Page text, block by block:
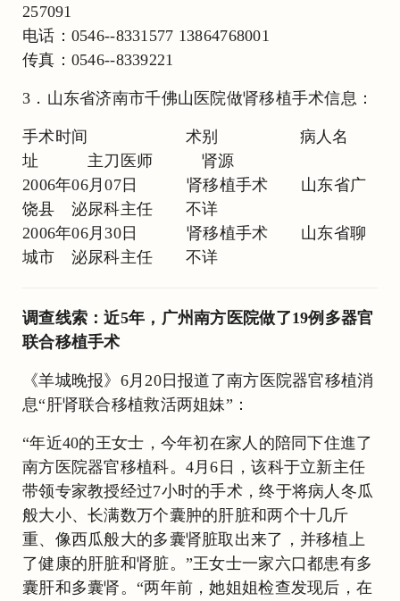
257091
电话：0546--8331577 13864768001
传真：0546--8339221
3．山东省济南市千佛山医院做肾移植手术信息：
手术时间 术别 病人名
址 主刀医师 肾源
2006年06月07日 肾移植手术 山东省广
饶县 泌尿科主任 不详
2006年06月30日 肾移植手术 山东省聊
城市 泌尿科主任 不详
调查线索：近5年，广州南方医院做了19例多器官
联合移植手术
《羊城晚报》6月20日报道了南方医院器官移植消
息“肝肾联合移植救活两姐妹”：
“年近40的王女士，今年初在家人的陪同下住進了
南方医院器官移植科。4月6日，该科于立新主任
带领专家教授经过7小时的手术，终于将病人冬瓜
般大小、长满数万个囊肿的肝脏和两个十几斤
重、像西瓜般大的多囊肾脏取出来了，并移植上
了健康的肝脏和肾脏。”王女士一家六口都患有多
囊肝和多囊肾。“两年前，她姐姐检查发现后，在